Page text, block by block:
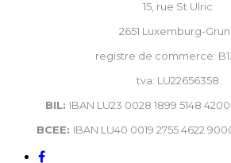
15, rue St Ulric
2651 Luxemburg-
registre de commerce:
tva: LU22656358
BIL: IBAN LU23 0028 1899 5148
BCEE: IBAN LU40 0019 2755 4622